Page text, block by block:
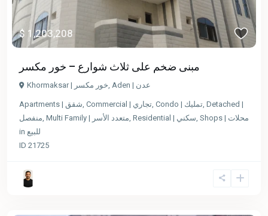
$ 1,203,208
مبنى ضخم على ثلاث شوارع – خور مكسر
Khormaksar | خور مكسر, Aden | عدن
Apartments | شقق, Commercial | تجاري, Condo | تمليك, Detached |
منفصل, Multi Family | متعدد الأسر, Residential | سكني,
Shops | محلات
in للبيع
ID 21725